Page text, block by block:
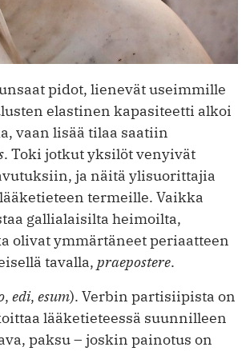
pidot, lienevät useimmille
elastinen kapasiteetti alkoi
vaan lisää tilaa saatiin
. Toki jotkut yksilöt venyivät
ja näitä ylisuorittajia
termeille. Vaikka
gallialaisilta heimoilta,
olivat ymmärtäneet periaatteen
tavalla, praepostere.
, edi, esum). Verbin partisiipista on
lääketieteessä suunnilleen
paksu – joskin painotus on